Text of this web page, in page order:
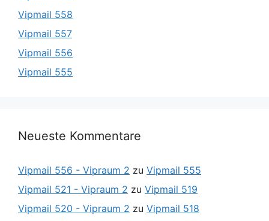
Vipmail 558
Vipmail 557
Vipmail 556
Vipmail 555
Neueste Kommentare
Vipmail 556 - Vipraum 2 zu Vipmail 555
Vipmail 521 - Vipraum 2 zu Vipmail 519
Vipmail 520 - Vipraum 2 zu Vipmail 518